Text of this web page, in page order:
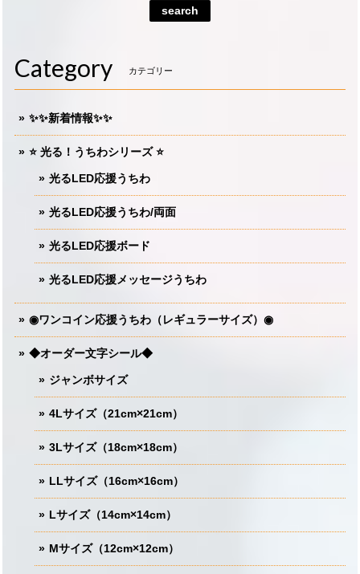
search
Category カテゴリー
✨✨新着情報✨✨
⭐️ 光る！うちわシリーズ ⭐️
光るLED応援うちわ
光るLED応援うちわ/両面
光るLED応援ボード
光るLED応援メッセージうちわ
◉ワンコイン応援うちわ（レギュラーサイズ）◉
◆オーダー文字シール◆
ジャンボサイズ
4Lサイズ（21cm×21cm）
3Lサイズ（18cm×18cm）
LLサイズ（16cm×16cm）
Lサイズ（14cm×14cm）
Mサイズ（12cm×12cm）